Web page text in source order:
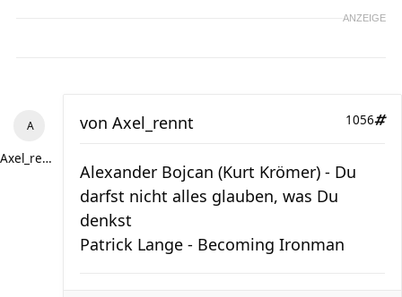
ANZEIGE
Axel_rennt
1056
von Axel_rennt
Alexander Bojcan (Kurt Krömer) - Du
darfst nicht alles glauben, was Du
denkst
Patrick Lange - Becoming Ironman